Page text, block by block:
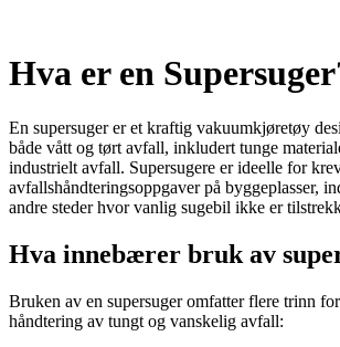
Hva er en
En supersuger er et kraftig vakuumkjøretøy
både vått og tørt avfall, inkludert tunge
industrielt avfall. Supersugere er ideelle for
avfallshåndteringsoppgaver på byggeplasser,
andre steder hvor vanlig sugebil ikke er
Hva innebærer bruk av
Bruken av en supersuger omfatter flere trinn
håndtering av tungt og vanskelig avfall: